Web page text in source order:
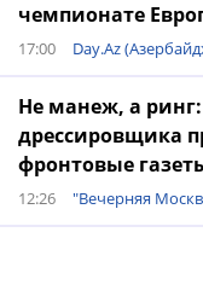
чемпионате
17:00 Day.Az
Не манеж, а
дрессировщика
фронтовые
12:26 "Вечерняя